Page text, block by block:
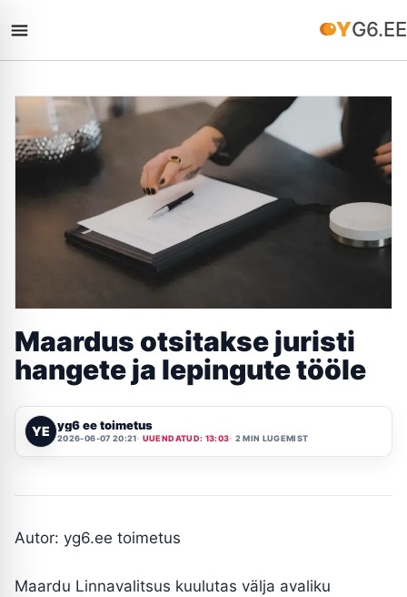
YG6.EE
Maardus otsitakse juristi
hangete ja lepingute tööle
YE yg6 ee toimetus
2026-06-07 20:21 UUENDATUD: 13:03 2 MIN LUGEMIST
Autor: yg6.ee toimetus
Maardu Linnavalitsus kuulutas välja avaliku